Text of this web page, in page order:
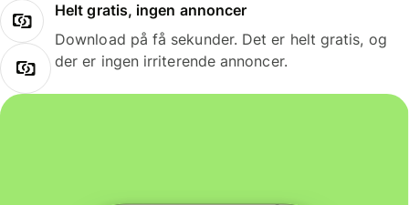
Helt gratis, ingen annoncer
Download på få sekunder. Det er helt gratis, og
der er ingen irriterende annoncer.